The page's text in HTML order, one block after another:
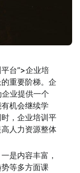
台”>企业培
重要阶梯。企
业提供一个
机会继续学
，企业培训平
人力资源整体
是内容丰富，
等多方面课